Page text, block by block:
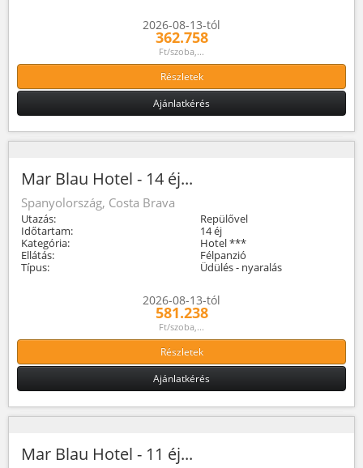
2026-08-13-tól
362.758
Ft/szoba,...
Részletek
Ajánlatkérés
Mar Blau Hotel - 14 éj...
Spanyolország, Costa Brava
Utazás:
Repülővel
Időtartam:
14 éj
Kategória:
Hotel ***
Ellátás:
Félpanzió
Típus:
Üdülés - nyaralás
2026-08-13-tól
581.238
Ft/szoba,...
Részletek
Ajánlatkérés
Mar Blau Hotel - 11 éj...